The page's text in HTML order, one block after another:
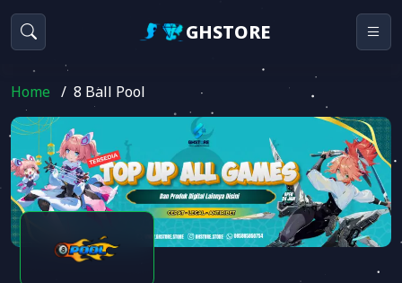
GHSTORE
Home / 8 Ball Pool